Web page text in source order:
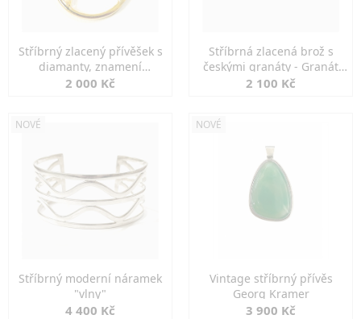
Stříbrný zlacený přívěšek s
diamanty, znamení
KOZOROH
2 000 Kč
Stříbrná zlacená brož s
českými granáty - Granát
Turnov
2 100 Kč
NOVÉ
Stříbrný moderní náramek
"vlny"
4 400 Kč
NOVÉ
Vintage stříbrný přívěs
Georg Kramer
3 900 Kč